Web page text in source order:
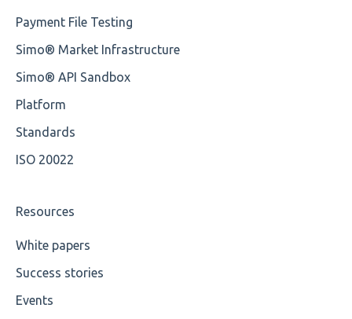
Cvc-identity-constraint
Cvc-mininclusive-valid
Element Value
Missing Tag
Root
Payment File Testing
Simo® Market Infrastructure
Simo® API Sandbox
Platform
Standards
ISO 20022
Resources
White papers
Success stories
Events